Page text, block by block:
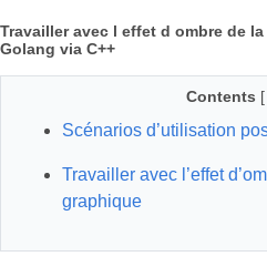
Travailler avec l effet d ombre de
Golang via C++
Contents [
Scénarios d’utilisation
Travailler avec l’effet
graphique